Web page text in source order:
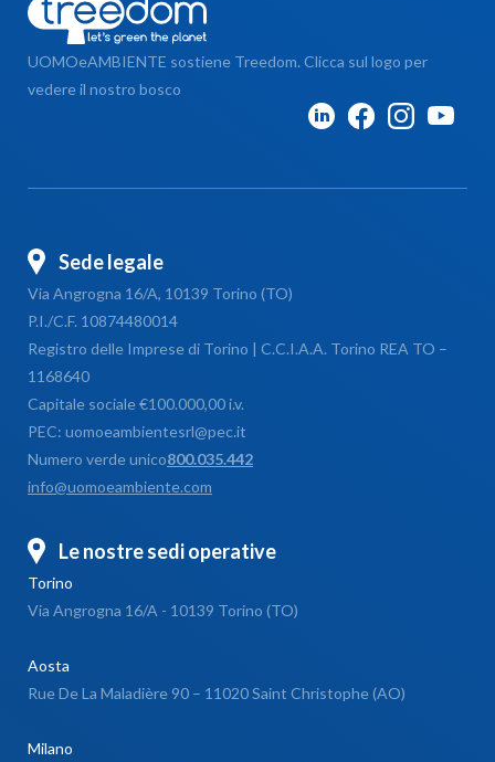
UOMOeAMBIENTE sostiene Treedom. Clicca sul logo per
vedere il nostro bosco
Sede legale
Via Angrogna 16/A, 10139 Torino (TO)
P.I./C.F. 10874480014
Registro delle Imprese di Torino | C.C.I.A.A. Torino REA TO –
1168640
Capitale sociale €100.000,00 i.v.
PEC: uomoeambientesrl@pec.it
Numero verde unico800.035.442
info@uomoeambiente.com
Le nostre sedi operative
Torino
Via Angrogna 16/A - 10139 Torino (TO)
Aosta
Rue De La Maladière 90 – 11020 Saint Christophe (AO)
Milano